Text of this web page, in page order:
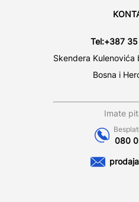
Tel:+387
Skendera
Bosna i
Imate
080